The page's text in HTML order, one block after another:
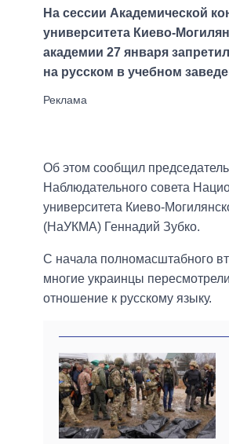
На сессии Академической
университета Киево-
академии 27 января
на русском в учебном
Об этом сообщил председатель
Наблюдательного совета
университета Киево-
(НаУКМА) Геннадий Зубко.
С начала полномасштабного
многие украинцы
отношение к русскому языку.